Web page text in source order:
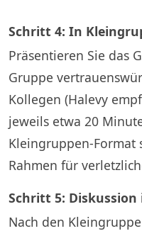
Schritt 4: In
Präsentieren Sie das
Gruppe
Kollegen (Halevy
jeweils etwa 20
Kleingruppen-Format
Rahmen für
Schritt 5:
Nach den